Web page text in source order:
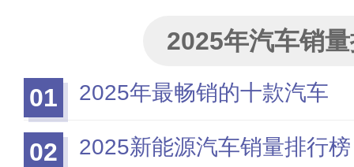
2025年汽车销
01
2025年最畅销的十款汽车
02 2025新能源汽车销量排行榜